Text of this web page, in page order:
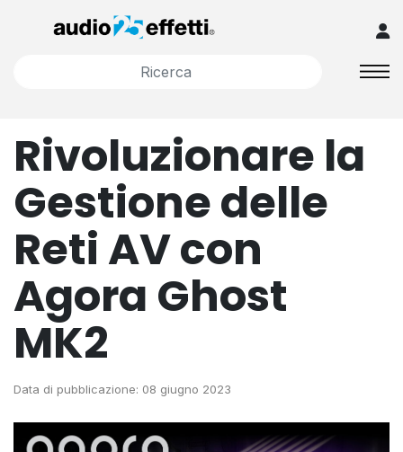
Rivoluzionare la
Gestione delle
Reti AV con
Agora Ghost
MK2
Data di pubblicazione: 08 giugno 2023